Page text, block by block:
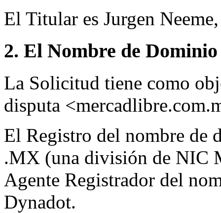
El Titular es Jurgen
2. El Nombre de
La Solicitud tiene como
disputa
El Registro del nombre de
.MX (una división de NIC
Agente Registrador del
Dynadot.